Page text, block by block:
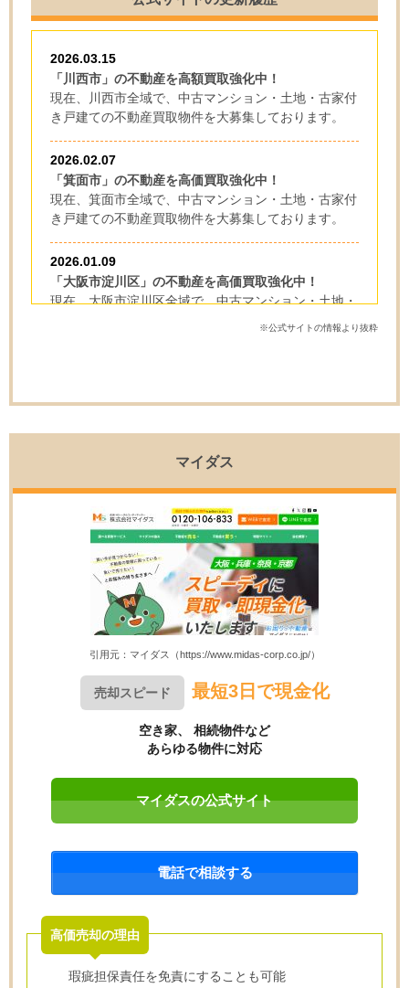
2026.03.15
「川西市」の不動産を高額買取強化中！
現在、川西市全域で、中古マンション・土地・古家付
き戸建ての不動産買取物件を大募集しております。
2026.02.07
「箕面市」の不動産を高価買取強化中！
現在、箕面市全域で、中古マンション・土地・古家付
き戸建ての不動産買取物件を大募集しております。
2026.01.09
「大阪市淀川区」の不動産を高価買取強化中！
現在、大阪市淀川区全域で、中古マンション・土地・
※公式サイトの情報より抜粋
マイダス
引用元：マイダス（https://www.midas-corp.co.jp/）
売却スピード 最短3日で現金化
空き家、 相続物件など
あらゆる物件に対応
マイダスの公式サイト
電話で相談する
高価売却の理由
瑕疵担保責任を免責にすることも可能